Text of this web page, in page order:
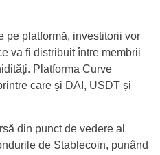
pe platformă, investitorii vor
va fi distribuit între membrii
Platforma Curve
care și DAI, USDT și
din punct de vedere al
de Stablecoin, punând